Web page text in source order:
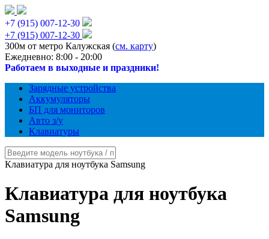
+7 (915) 007-12-30
+7 (915) 007-12-30
300м от метро Калужская (см. карту)
Ежедневно: 8:00 - 20:00
Работаем в выходные и праздники!
Зарядные устройства
Аккумуляторы
БП для мониторов
Авто з/у
Клавиатуры
Клавиатура для ноутбука Samsung
Клавиатура для ноутбука
Samsung